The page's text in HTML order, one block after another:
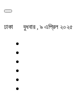
ঢাকা বুধবার , ৯ এপ্রিল ২০২৫